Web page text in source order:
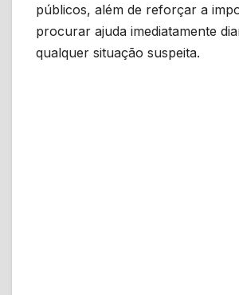
públicos, além de reforçar a
procurar ajuda imediatamente
qualquer situação suspeita.